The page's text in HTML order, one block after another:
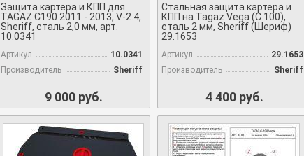
Защита картера и КПП для
TAGAZ C190 2011 - 2013, V-2.4,
Sheriff, сталь 2,0 мм, арт.
10.0341
Артикул
10.0341
Производитель
Sheriff
9 000 руб.
Стальная защита картера и
КПП на Tagaz Vega (C 100),
сталь 2 мм, Sheriff (Шериф)
29.1653
Артикул
29.1653
Производитель
Sheriff
4 400 руб.